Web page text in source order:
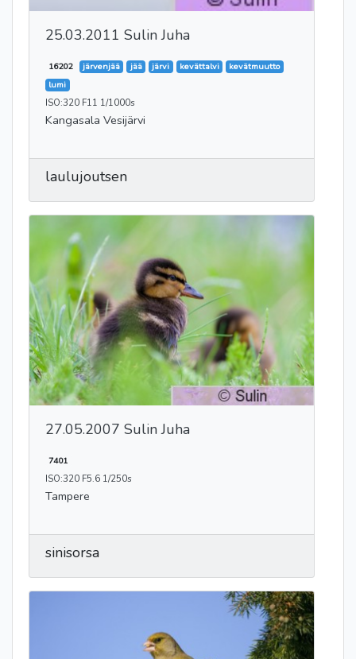
25.03.2011 Sulin Juha
16202 järvenjää jää järvi kevättalvi
kevätmuutto
lumi
ISO:320 F11 1/1000s
Kangasala Vesijärvi
laulujoutsen
27.05.2007 Sulin Juha
7401
ISO:320 F5.6 1/250s
Tampere
sinisorsa